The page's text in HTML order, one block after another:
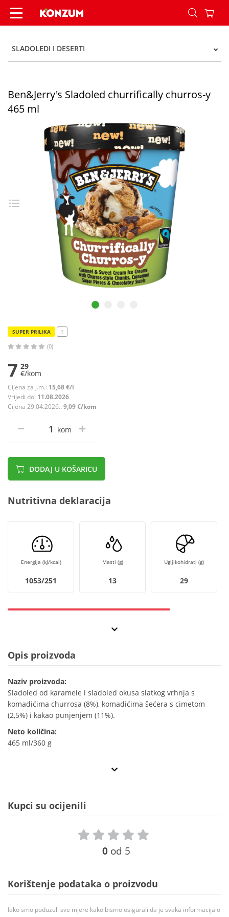
Ben&Jerry's Sladoled churrifically churros-y 465
SLADOLEDI I DESERTI
Ben&Jerry's Sladoled churrifically churros-y
465 ml
SUPER PRILIKA !
(0)
7 29
€/kom
Cijena za j.m.: 15,68 €/l
Vrijedi do: 11.08.2026
Cijena 29.04.2026.: 9,09 €/kom
kom
DODAJ U KOŠARICU
Nutritivna deklaracija
Energija (kJ/kcal)
1053/251
Masti (g)
13
Ugljikohidrati (g)
29
Opis proizvoda
Naziv proizvoda:
Sladoled od karamele i sladoled okusa slatkog vrhnja s
komadićima churrosa (8%), komadićima šećera s cimetom
(2,5%) i kakao punjenjem (11%).
Neto količina:
465 ml/360 g
Kupci su ocijenili
0 od 5
Korištenje podataka o proizvodu
Iako smo poduzeli sve mjere kako bismo osigurali da je svaka informacija o